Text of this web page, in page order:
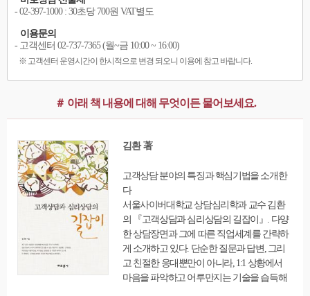
- 02-397-1000 : 30초당 700원 VAT별도
이용문의
- 고객센터 02-737-7365 (월~금 10:00 ~ 16:00)
※ 고객센터 운영시간이 한시적으로 변경 되오니 이용에 참고 바랍니다.
＃ 아래 책 내용에 대해 무엇이든 물어보세요.
김환 著
고객상담 분야의 특징과 핵심기법을 소개한
다
서울사이버대학교 상담심리학과 교수 김환
의 『고객상담과 심리상담의 길잡이』. 다양
한 상담장면과 그에 따른 직업세계를 간략하
게 소개하고 있다. 단순한 질문과 답변, 그리
고 친절한 응대뿐만이 아니라, 1:1 상황에서
마음을 파악하고 어루만지는 기술을 습득해